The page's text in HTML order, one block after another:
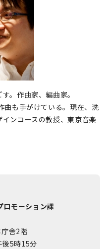
。作曲家、編曲家。
曲も手がけている。現在、洗
ンコースの教授、東京音楽
モーション課
舎2階
後5時15分